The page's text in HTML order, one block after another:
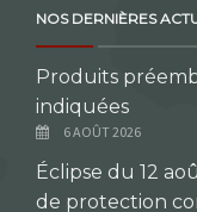
NOS DERNIÈRES
Produits
indiquées
6 AOÛT 2026
Éclipse du 12
de protection